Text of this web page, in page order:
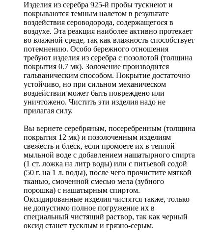
Изделия из серебра 925-й пробы тускнеют и
покрываются темным налетом в результате
воздействия сероводорода, содержащегося в
воздухе. Эта реакция наиболее активно протекает
во влажной среде, так как влажность способствует
потемнению. Особо бережного отношения
требуют изделия из серебра с позолотой (толщина
покрытия 0.7 мк). Золочение производится
гальваническим способом. Покрытие достаточно
устойчиво, но при сильном механическом
воздействии может быть повреждено или
уничтожено. Чистить эти изделия надо не
прилагая силу.
Вы вернете серебряным, посеребренным (толщина
покрытия 12 мк) и позолоченным изделиям
свежесть и блеск, если промоете их в теплой
мыльной воде с добавлением нашатырного спирта
(1 ст. ложка на литр воды) или с питьевой содой
(50 г. на 1 л. воды), после чего прочистите мягкой
тканью, смоченной смесью мела (зубного
порошка) с нашатырным спиртом.
Оксидированные изделия чистятся также, только
не допустимо полное погружение их в
специальный чистящий раствор, так как черный
оксид станет тусклым и грязно-серым.